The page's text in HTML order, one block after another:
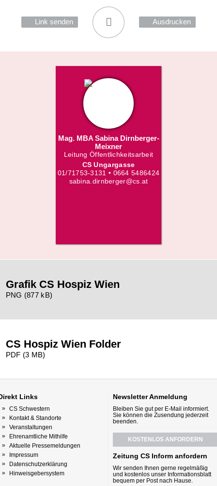
Link senden Ausdrucken
Mag. MBA Sabina Dirnberger-
Meixner
Leitung Öffentlichkeitsarbeit
CS Ungargasse
01/71753-3131 • 0664 5486424
sabina.dirnberger@cs.at
Grafik CS Hospiz Wien
PNG (877 kB)
CS Hospiz Wien Folder
PDF (3 MB)
Links
CS Schwestern
Kontakt & Standorte
Veranstaltungen
Ehrenamtliche Mithilfe
Aktuelle Pressemeldungen
Impressum
Datenschutzerklärung
Hinweisgebersystem
NewsletterAnmeldung
Bleiben Sie gut per E-Mail informiert.
Sie können die Zusendung jederzeit
beenden.
KOSTENLOS ANFORDERN
Zeitung CS Inform anfordern
Wir senden Ihnen gerne regelmäßig
und kostenlos unser Informationsblatt
bequem per Post nach Hause.